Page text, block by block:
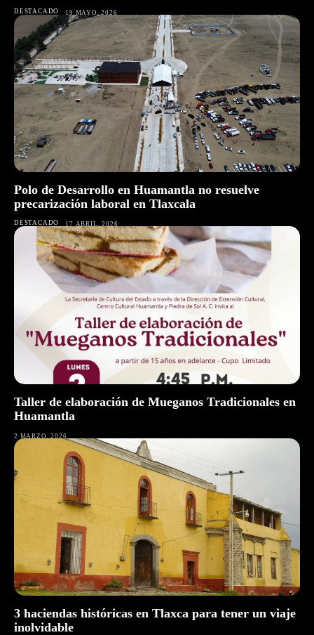
DESTACADO 19 MAYO, 2026
Polo de Desarrollo en Huamantla no resuelve
precarización laboral en Tlaxcala
DESTACADO 17 ABRIL, 2026
Taller de elaboración de Mueganos Tradicionales en
Huamantla
2 MARZO, 2026
3 haciendas históricas en Tlaxca para tener un viaje
inolvidable